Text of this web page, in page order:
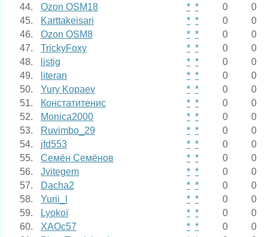
44.
Ozon OSM18 * * 0
0
45.
Karttakeisari * * 0
0
46.
Ozon OSM8 * * 0
0
47.
TrickyFoxy * * 0
0
48.
listig * * 0
0
49.
literan * * 0
0
50.
Yury Kopaev * * 0
0
51.
Констатитенис * * 0
0
52.
Monica2000 * * 0
0
53.
Ruvimbo_29 * * 0
0
54.
jfd553 * * 0
0
55.
Семён Семёнов * * 0
0
56.
Jvitegem * * 0
0
57.
Dacha2 * * 0
0
58.
Yurii_l * * 0
0
59.
Lyokoï * * 0
0
60.
XAOc57 * * 0
0